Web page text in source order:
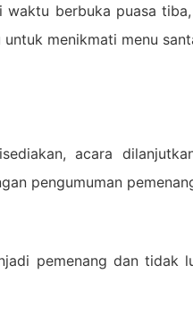
waktu berbuka puasa
menikmati menu
acara
pengumuman
pemenang dan tidak